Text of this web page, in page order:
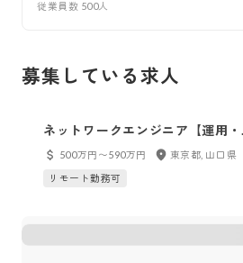
従業員数 500人
募集している求人
ネットワークエンジニア【運用・
守のご経験のみお持ちの方】
500万円〜590万円
東京都, 山口県
リモート勤務可